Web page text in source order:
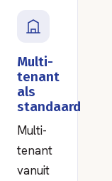
Multi-
tenant
als
standaard
Multi-
tenant
vanuit